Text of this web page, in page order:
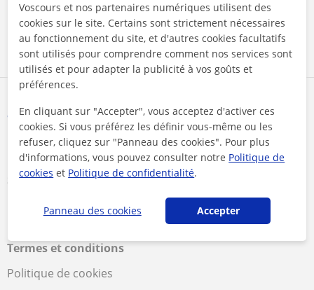
Brevet des collèges
Droit
Programmation
Russe
Bac
Suivez-nous
Termes et conditions
Politique de cookies
Voscours et nos partenaires numériques utilisent des
cookies sur le site. Certains sont strictement nécessaires
au fonctionnement du site, et d'autres cookies facultatifs
sont utilisés pour comprendre comment nos services sont
utilisés et pour adapter la publicité à vos goûts et
préférences.
En cliquant sur "Accepter", vous acceptez d'activer ces
cookies. Si vous préférez les définir vous-même ou les
refuser, cliquez sur "Panneau des cookies". Pour plus
d'informations, vous pouvez consulter notre Politique de
cookies et Politique de confidentialité.
Panneau des cookies Accepter